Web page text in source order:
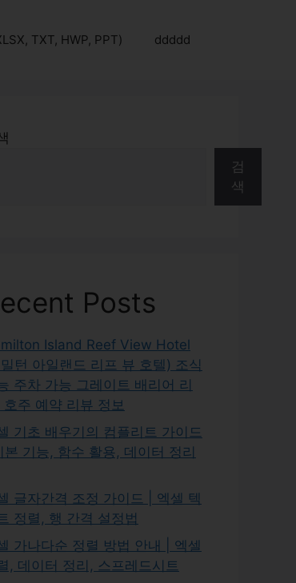
TXT, HWP, PPT) ddddd
검
색
Posts
Island Reef View Hotel
턴 아일랜드 리프 뷰 호텔) 조식
주차 가능 그레이트 배리어 리
호주 예약 리뷰 정보
기초 배우기의 컴플리트 가이드
본 기능, 함수 활용, 데이터 정리
글자간격 조정 가이드 | 엑셀 텍
정렬, 행 간격 설정법
가나다순 정렬 방법 안내 | 엑셀
, 데이터 정리, 스프레드시트